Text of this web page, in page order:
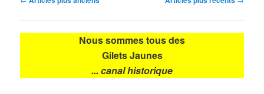
articles
Nous sommes tous des
Gilets Jaunes
... canal historique